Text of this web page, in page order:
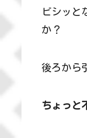
ビシッと
か？
後ろから
ちょっと